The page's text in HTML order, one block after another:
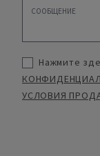
Нажмите
УСЛОВИЯ